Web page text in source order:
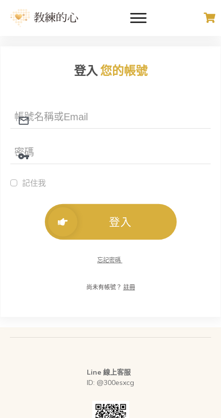
登入您的帳號
記住我
登入
忘記密碼
尚未有帳號？ 註冊
Line 線上客服
ID: @300esxcg